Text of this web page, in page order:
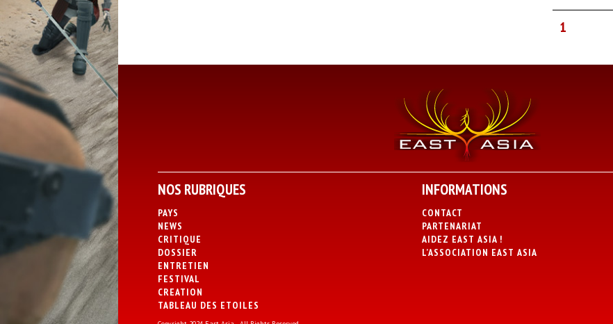
1
NOS RUBRIQUES
PAYS
NEWS
CRITIQUE
DOSSIER
ENTRETIEN
FESTIVAL
CREATION
TABLEAU DES ETOILES
INFORMATIONS
CONTACT
PARTENARIAT
AIDEZ EAST ASIA !
L’ASSOCIATION EAST ASIA